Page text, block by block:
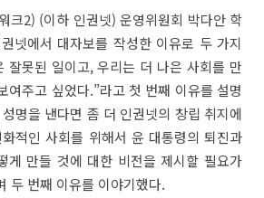
크2) (이하 인권넷) 운영위원회 박다안 학
넷에서 대자보를 작성한 이유로 두 가지
잘못된 일이고, 우리는 더 나은 사회를 만
여주고 싶었다.”라고 첫 번째 이유를 설명
명을 낸다면 좀 더 인권넷의 창립 취지에
적인 사회를 위해서 윤 대통령의 퇴진과
게 만들 것에 대한 비전을 제시할 필요가
두 번째 이유를 이야기했다.